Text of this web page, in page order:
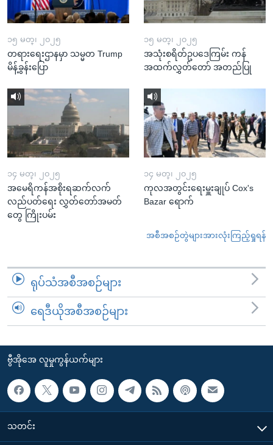
၁၅ မတ္၊ ၂၀၂၅
တရားရေးဌာနမှာ သမ္မတ Trump
မိန့်ခွန်းပြော
၁၅ မတ္၊ ၂၀၂၅
အသုံးစရိတ်ဥပဒေကြမ်း ကန်
အထက်လွှတ်တော် အတည်ပြု
၁၄ မတ္၊ ၂၀၂၅
အမေရိကန်အစိုးရဆက်လက်
လည်ပတ်ရေး လွှတ်တော်အမတ်
တွေ ကြိုးပမ်း
၁၄ မတ္၊ ၂၀၂၅
ကုလအတွင်းရေးမှူးချုပ် Cox's
Bazar ရောက်
အစီအစဉ်တွဲများအားလုံးကြည့်ရှုရန်
ရုပ်သံအစီအစဉ်များ
ရေဒီယိုအစီအစဉ်များ
ဗွီအိုအေ လူမှုကွန်ယက်များ
သတင်း